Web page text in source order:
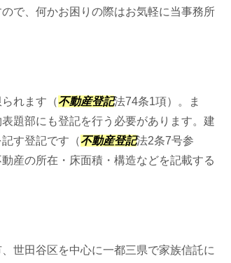
で、何かお困りの際はお気軽に当事務所
れます（不動産登記法74条1項）。ま
題部にも登記を行う必要があります。建
す登記です（不動産登記法2条7号参
産の所在・床面積・構造などを記載する
世田谷区を中心に一都三県で家族信託に